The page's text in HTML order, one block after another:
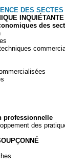
DES
INQUIÉTANTE
des
professionnelle
des